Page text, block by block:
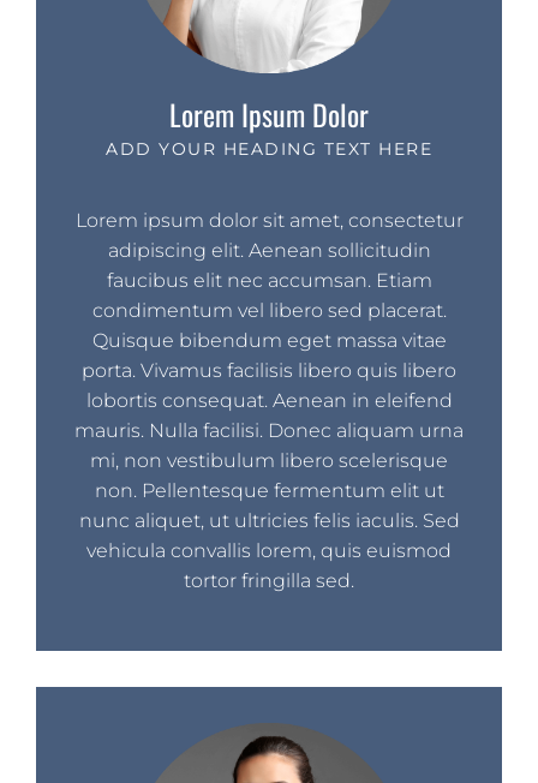
Lorem Ipsum Dolor
ADD YOUR HEADING TEXT HERE
Lorem ipsum dolor sit amet, consectetur
adipiscing elit. Aenean sollicitudin
faucibus elit nec accumsan. Etiam
condimentum vel libero sed placerat.
Quisque bibendum eget massa vitae
porta. Vivamus facilisis libero quis libero
lobortis consequat. Aenean in eleifend
mauris. Nulla facilisi. Donec aliquam urna
mi, non vestibulum libero scelerisque
non. Pellentesque fermentum elit ut
nunc aliquet, ut ultricies felis iaculis. Sed
vehicula convallis lorem, quis euismod
tortor fringilla sed.